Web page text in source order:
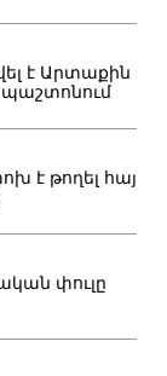
է Արտաքին
է թողել հայ
փուլը